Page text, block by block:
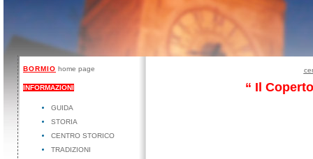
“ Il
BORMIO home page
INFORMAZIONI
GUIDA
STORIA
CENTRO STORICO
TRADIZIONI